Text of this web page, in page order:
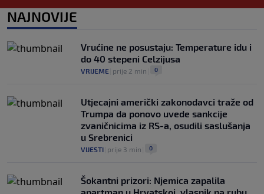
Arsenal ostaje praznih ruku: Vinícius
NAJNOVIJE
Vrućine ne posustaju: Temperature idu i
do 40 stepeni Celzijusa
VRIJEME prije 2 min 0
Utjecajni američki zakonodavci traže od
Trumpa da ponovo uvede sankcije
zvaničnicima iz RS-a, osudili saslušanja
u Srebrenici
VIJESTI prije 3 min 0
Šokantni prizori: Njemica zapalila